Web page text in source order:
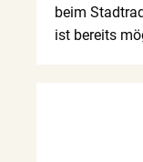
beim
ist bereits